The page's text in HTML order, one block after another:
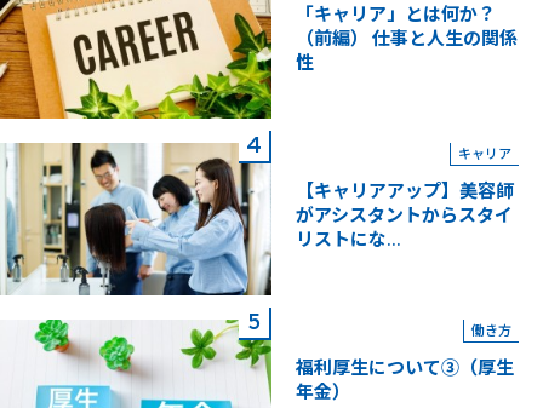
「キャリア」とは何か？
（前編） 仕事と人生の関係
性
キャリア
【キャリアアップ】美容師
がアシスタントからスタイ
リストにな...
働き方
福利厚生について③（厚生
年金）